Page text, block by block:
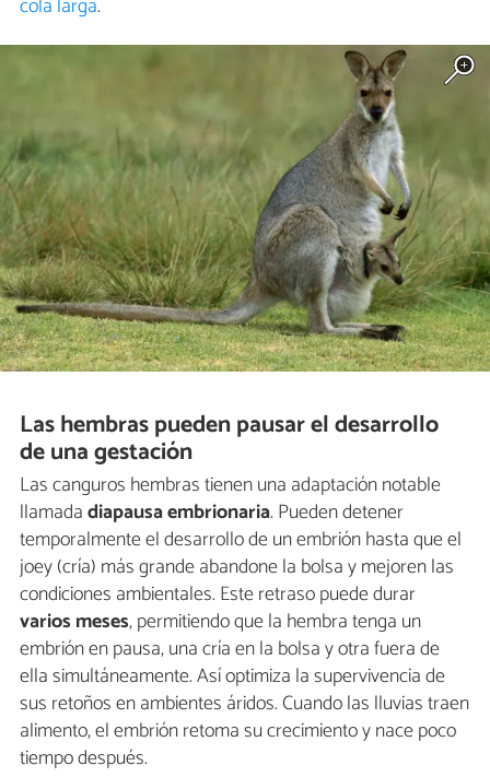
Las hembras pueden pausar el desarrollo
de una gestación
Las canguros hembras tienen una adaptación notable
llamadadiapausa embrionaria. Pueden detener
temporalmente el desarrollo de un embrión hasta que el
joey (cría) más grande abandone la bolsa y mejoren las
condiciones ambientales. Este retraso puede durar
varios meses, permitiendo que la hembra tenga un
embrión en pausa, una cría en la bolsa y otra fuera de
ella simultáneamente. Así optimiza la supervivencia de
sus retoños en ambientes áridos. Cuando las lluvias traen
alimento, el embrión retoma su crecimiento y nace poco
tiempo después.